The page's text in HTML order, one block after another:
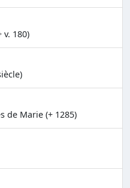
v. 180)
de Marie (+ 1285)